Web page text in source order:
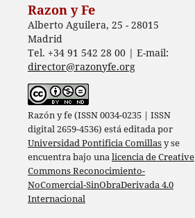
Razon y Fe
Alberto Aguilera, 25 - 28015
Madrid
Tel. +34 91 542 28 00 | E-mail:
director@razonyfe.org
Razón y fe (ISSN 0034-0235 | ISSN
digital 2659-4536) está editada por
Universidad Pontificia Comillasy se
encuentra bajo unalicencia de Creative
Commons Reconocimiento-
NoComercial-SinObraDerivada 4.0
Internacional